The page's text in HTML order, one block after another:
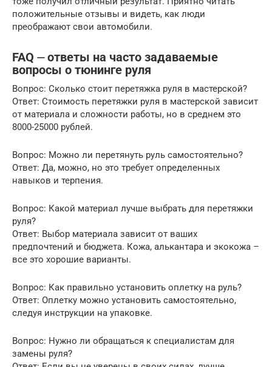
положительные отзывы и видеть, как люди
преображают свои автомобили.
FAQ ⏤ ответы на часто задаваемые
вопросы о тюнинге руля
Вопрос: Сколько стоит перетяжка руля в мастерской?
Ответ: Стоимость перетяжки руля в мастерской зависит
от материала и сложности работы, но в среднем это
8000-25000 рублей.
Вопрос: Можно ли перетянуть руль самостоятельно?
Ответ: Да, можно, но это требует определенных
навыков и терпения.
Вопрос: Какой материал лучше выбрать для перетяжки
руля?
Ответ: Выбор материала зависит от ваших
предпочтений и бюджета. Кожа, алькантара и экокожа –
все это хорошие варианты.
Вопрос: Как правильно установить оплетку на руль?
Ответ: Оплетку можно установить самостоятельно,
следуя инструкции на упаковке.
Вопрос: Нужно ли обращаться к специалистам для
замены руля?